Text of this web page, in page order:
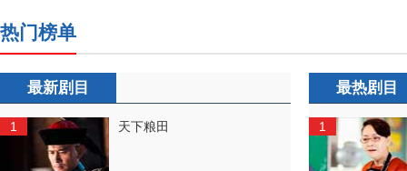
热门榜单
最新剧目
1 天下粮田
最热剧目
1